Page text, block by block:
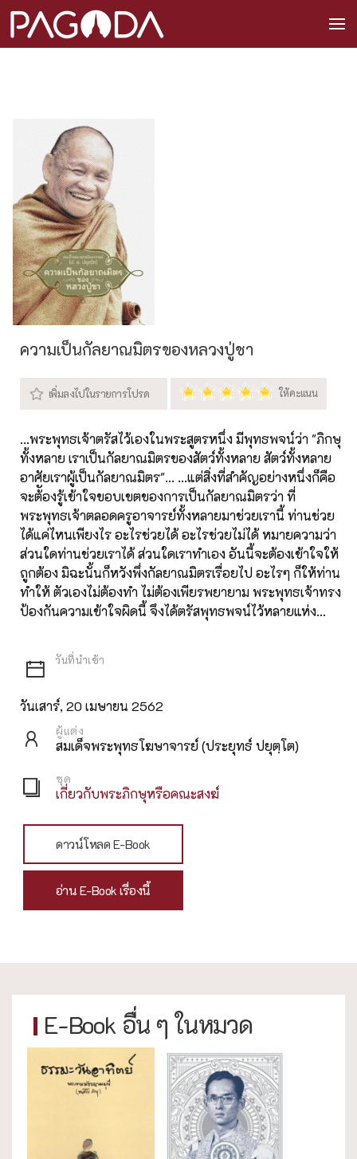
ความเป็นกัลยาณมิตรของหลวงปู่ชา
...พระพุทธเจ้าตรัสไว้เองในพระสูตรหนึ่ง มีพุทธพจน์ว่า "ภิกษุ
ทั้งหลาย เราเป็นกัลยาณมิตรของสัตว์ทั้งหลาย สัตว์ทั้งหลาย
อาศัยเราผู้เป็นกัลยาณมิตร"... ...แต่สิ่งที่สำคัญอย่างหนึ่งก็คือ
จะต้ัองรู้เข้าใจขอบเขตของการเป็นกัลยาณมิตรว่า ที่
พระพุทธเจ้าตลอดครูอาจารย์ทั้งหลายมาช่วยเรานี้ ท่านช่วย
ได้แค่ไหนเพียงไร อะไรช่วยได้ อะไรช่วยไม่ได้ หมายความว่า
ส่วนใดท่านช่วยเราได้ ส่วนใดเราทำเอง อันนี้จะต้องเข้าใจให้
ถูกต้อง มิฉะนั้นก็หวังพึ่งกัลยาณมิตรเรื่อยไป อะไรๆ ก็ให้ท่าน
ทำให้ ตัวเองไม่ต้องทำ ไม่ต้องเพียรพยายาม พระพุทธเจ้าทรง
ป้องกันความเข้าใจผิดนี้ จึงได้ตรัสพุทธพจน์ไว้หลายแห่ง...
วันเสาร์, 20 เมษายน 2562
ผู้แต่ง
สมเด็จพระพุทธโฆษาจารย์ (ประยุทธ์ ปยุตฺโต)
ชุด
เกี่ยวกับพระภิกษุหรือคณะสงฆ์
ดาวน์โหลด E-Book
อ่าน E-Book เรื่องนี้
E-Book อื่น ๆ ในหมวด